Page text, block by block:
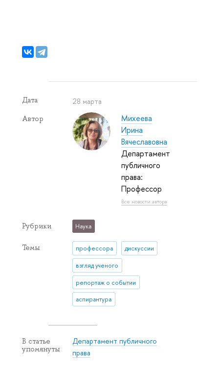
Дата 28 марта
Автор
Михеева
Ирина
Вячеславовна
Департамент
публичного
права:
Профессор
Все новости автора
Рубрики Наука
Темы профессора дискуссии
взгляд ученого
репортаж о событии
аспирантура
В статье
упомянуты
Департамент публичного
права